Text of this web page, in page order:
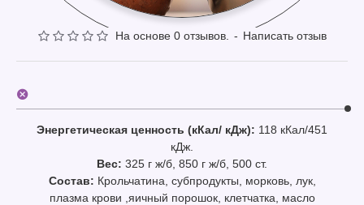
Энергетическая ценность (кКал/ кДж): 118 кКал/451
кДж.
Вес: 325 г ж/б, 850 г ж/б, 500 ст.
Состав: Крольчатина, субпродукты, морковь, лук,
плазма крови ,яичный порошок, клетчатка, масло
На основе 0 отзывов. - Написать отзыв